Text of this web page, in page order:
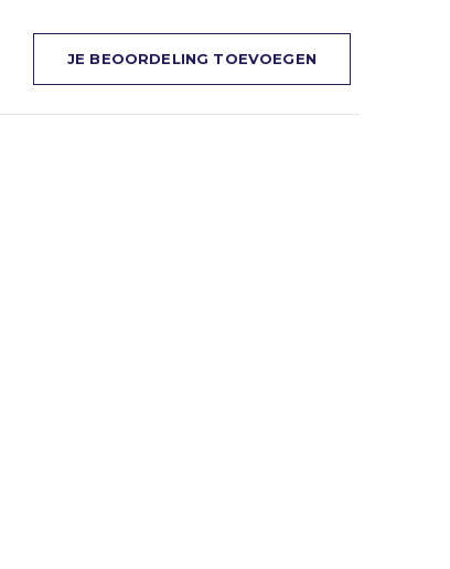
JE BEOORDELING TOEVOEGEN